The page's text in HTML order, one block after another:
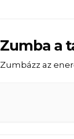
Zumba a
Zumbázz az